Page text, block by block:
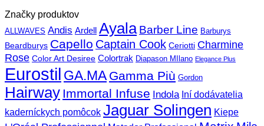
Značky produktov
ALLWAVES Andis Ardell Ayala Barber Line Barburys
Beardburys Capello Captain Cook Ceriotti Charmine
Rose Color Art Desiree Colortrak Diapason MIlano Elegance Plus
Eurostil GA.MA Gamma Più Gordon
Hairway Immortal Infuse Indola Iní dodávatelia
kaderníckych pomôcok Jaguar Solingen Kiepe